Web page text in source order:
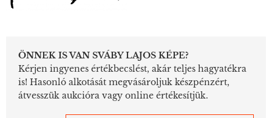
ÖNNEK IS VAN SVÁBY LAJOS KÉPE?
Kérjen ingyenes értékbecslést, akár teljes hagyatékra
is! Hasonló alkotását megvásároljuk készpénzért,
átvesszük aukcióra vagy online értékesítjük.